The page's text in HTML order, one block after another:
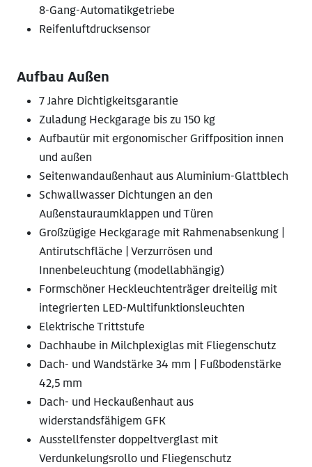
8-Gang-Automatikgetriebe
Reifenluftdrucksensor
Aufbau Außen
7 Jahre Dichtigkeitsgarantie
Zuladung Heckgarage bis zu 150 kg
Aufbautür mit ergonomischer Griffposition innen
und außen
Seitenwandaußenhaut aus Aluminium-Glattblech
Schwallwasser Dichtungen an den
Außenstauraumklappen und Türen
Großzügige Heckgarage mit Rahmenabsenkung |
Antirutschfläche | Verzurrösen und
Innenbeleuchtung (modellabhängig)
Formschöner Heckleuchtenträger dreiteilig mit
integrierten LED-Multifunktionsleuchten
Elektrische Trittstufe
Dachhaube in Milchplexiglas mit Fliegenschutz
Dach- und Wandstärke 34 mm | Fußbodenstärke
42,5 mm
Dach- und Heckaußenhaut aus
widerstandsfähigem GFK
Ausstellfenster doppeltverglast mit
Verdunkelungsrollo und Fliegenschutz